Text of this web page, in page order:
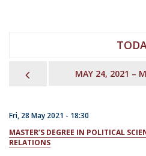
PREVIOUSMAY 24, 2021 –
Fri, 28 May 2021 - 18:30
MASTER’S DEGREE IN POLITICAL
RELATIONS